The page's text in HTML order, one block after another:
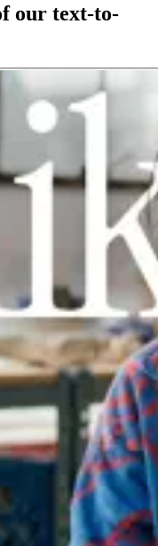
our text-to-